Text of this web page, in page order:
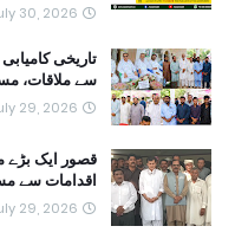
30, 2026
تاریخی
سے ملاقات،
29, 2026
قصور ایک بڑے
اقدامات سے
29, 2026